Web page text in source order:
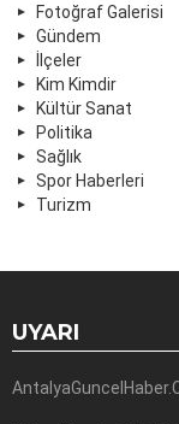
Fotoğraf Galerisi
Gündem
İlçeler
Kim Kimdir
Kültür Sanat
Politika
Sağlık
Spor Haberleri
Turizm
UYARI